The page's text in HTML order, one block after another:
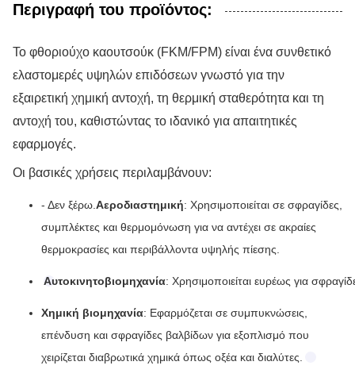
Περιγραφή του προϊόντος:
Το φθοριούχο καουτσούκ (FKM/FPM) είναι ένα συνθετικό
ελαστομερές υψηλών επιδόσεων γνωστό για την
εξαιρετική χημική αντοχή, τη θερμική σταθερότητα και τη
αντοχή του, καθιστώντας το ιδανικό για απαιτητικές
εφαρμογές.
Οι βασικές χρήσεις περιλαμβάνουν:
- Δεν ξέρω.Αεροδιαστημική: Χρησιμοποιείται σε σφραγίδες,
συμπλέκτες και θερμομόνωση για να αντέχει σε ακραίες
θερμοκρασίες και περιβάλλοντα υψηλής πίεσης.
Αυτοκινητοβιομηχανία: Χρησιμοποιείται ευρέως για
Χημική βιομηχανία: Εφαρμόζεται σε συμπυκνώσεις,
επένδυση και σφραγίδες βαλβίδων για εξοπλισμό που
χειρίζεται διαβρωτικά χημικά όπως οξέα και διαλύτες.